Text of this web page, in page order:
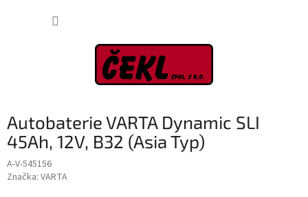
Autobaterie VARTA Dynamic SLI
45Ah, 12V, B32 (Asia Typ)
A-V-545156
Značka: VARTA